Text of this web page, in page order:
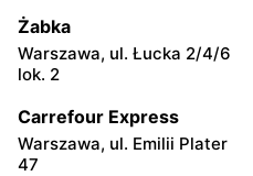
moje sklepy
Jadachy, ul. Jadachy 111
Kazimierza Wielka, ul.
Kolejowa 15
Żabka
Warszawa, ul. Łucka 2/4/6
lok. 2
Carrefour Express
Warszawa, ul. Emilii Plater
47